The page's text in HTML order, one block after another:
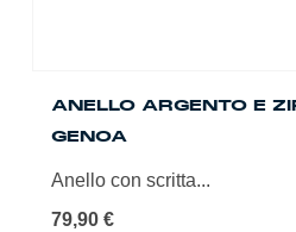
ANELLO ARGENTO E
GENOA
Anello con scritta...
79,90 €